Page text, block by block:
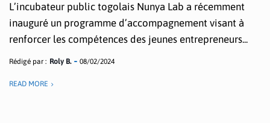
L’incubateur public togolais Nunya Lab a récemment
inauguré un programme d’accompagnement visant à
renforcer les compétences des jeunes entrepreneurs...
Rédigé par : Roly B. 08/02/2024
READ MORE